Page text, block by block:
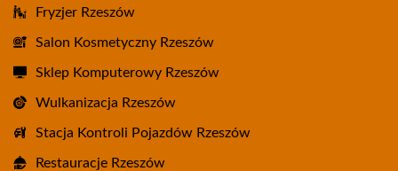
Fryzjer Rzeszów
Salon Kosmetyczny Rzeszów
Sklep Komputerowy Rzeszów
Wulkanizacja Rzeszów
Stacja Kontroli Pojazdów Rzeszów
Restauracje Rzeszów